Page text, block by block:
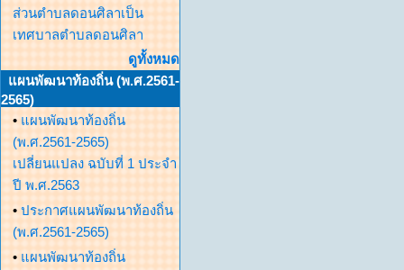
ส่วนตำบลดอนศิลาเป็น
เทศบาลตำบลดอนศิลา
ดูทั้งหมด
แผนพัฒนาท้องถิ่น (พ.ศ.2561-
2565)
• แผนพัฒนาท้องถิ่น
(พ.ศ.2561-2565)
เปลี่ยนแปลง ฉบับที่ 1 ประจำ
ปี พ.ศ.2563
• ประกาศแผนพัฒนาท้องถิ่น
(พ.ศ.2561-2565)
• แผนพัฒนาท้องถิ่น